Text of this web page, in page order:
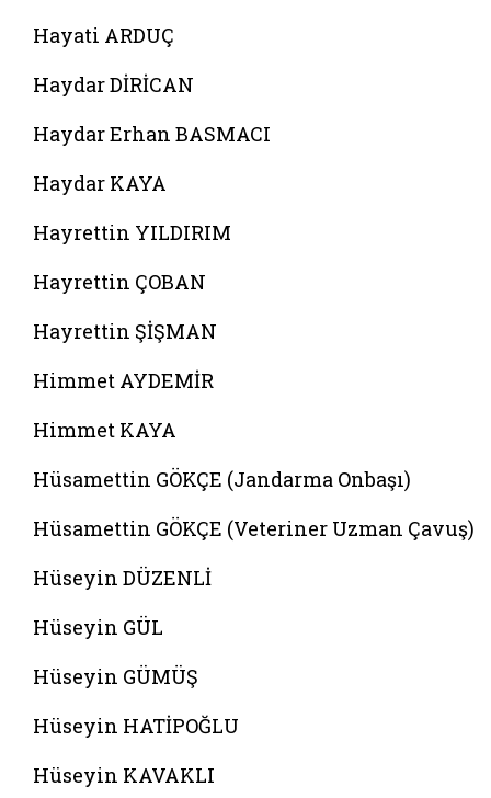
Hayati ARDUÇ
Haydar DİRİCAN
Haydar Erhan BASMACI
Haydar KAYA
Hayrettin YILDIRIM
Hayrettin ÇOBAN
Hayrettin ŞİŞMAN
Himmet AYDEMİR
Himmet KAYA
Hüsamettin GÖKÇE (Jandarma Onbaşı)
Hüsamettin GÖKÇE (Veteriner Uzman Çavuş)
Hüseyin DÜZENLİ
Hüseyin GÜL
Hüseyin GÜMÜŞ
Hüseyin HATİPOĞLU
Hüseyin KAVAKLI